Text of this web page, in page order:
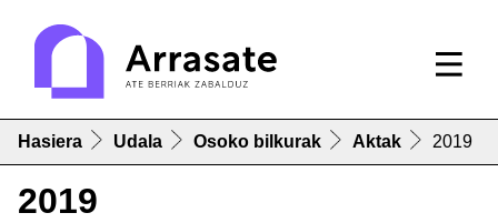
Hasiera Udala Osoko bilkurak Aktak 2019
2019